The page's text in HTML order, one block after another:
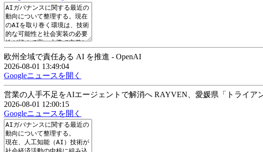
欧州全域で責任ある AI を推進 - OpenAI
2026-08-01 13:49:04
Googleニュースを開く
営業の人手不足をAIエージェントで解消へ RAYVEN、愛媛県「トライア
2026-08-01 12:00:15
Googleニュースを開く